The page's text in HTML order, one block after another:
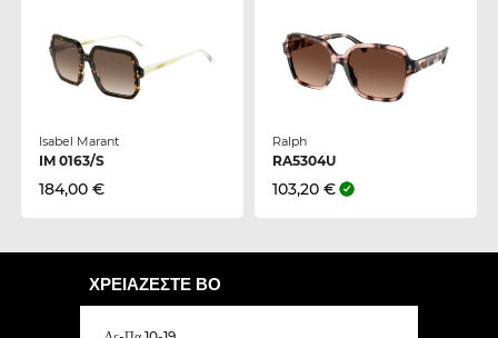
Isabel Marant
IM 0163/S
184,00 €
Ralph
RA5304U
103,20 €
ΧΡΕΙΆΖΕΣΤΕ ΒΟ